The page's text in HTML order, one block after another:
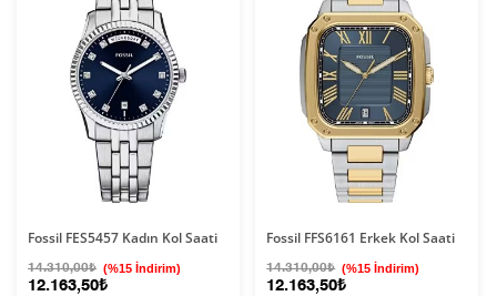
Fossil FES5457 Kadın Kol Saati
14.310,00₺ (%15 İndirim)
12.163,50₺
Fossil FFS6161 Erkek Kol Saati
14.310,00₺ (%15 İndirim)
12.163,50₺